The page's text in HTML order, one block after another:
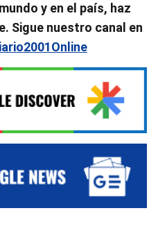
y en el país, haz
Sigue nuestro canal en